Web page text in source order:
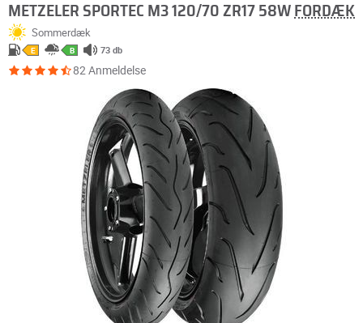
METZELER SPORTEC M3 120/70 ZR17 58W FORDÆK
Sommerdæk
E B 73 db
82 Anmeldelse